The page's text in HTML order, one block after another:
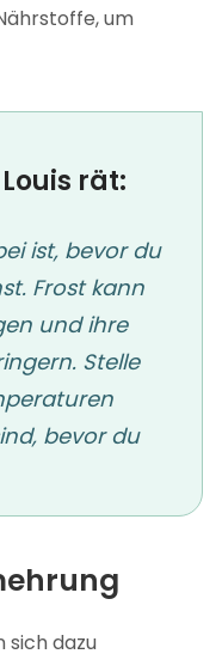
um
rät:
ist, bevor du
Frost kann
und ihre
Stelle
bevor du
sich dazu